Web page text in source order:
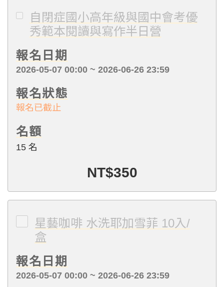
自閉症國小高年級與國中會考優
秀範本閱讀與寫作半日營
報名日期
2026-05-07 00:00 ~ 2026-06-26 23:59
報名狀態
報名已截止
名額
15 名
NT$350
星藝咖啡 水洗耶加雪菲 10入/
盒
報名日期
2026-05-07 00:00 ~ 2026-06-26 23:59